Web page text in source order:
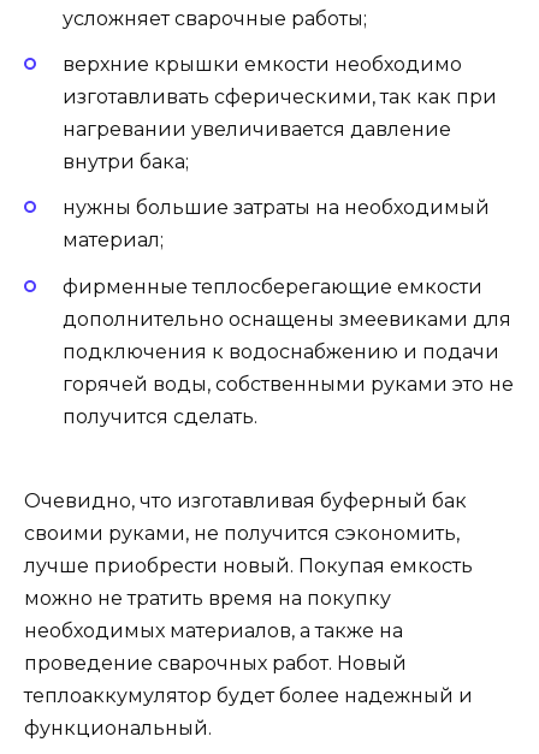
усложняет сварочные работы;
верхние крышки емкости необходимо
изготавливать сферическими, так как при
нагревании увеличивается давление
внутри бака;
нужны большие затраты на необходимый
материал;
фирменные теплосберегающие емкости
дополнительно оснащены змеевиками для
подключения к водоснабжению и подачи
горячей воды, собственными руками это не
получится сделать.
Очевидно, что изготавливая буферный бак
своими руками, не получится сэкономить,
лучше приобрести новый. Покупая емкость
можно не тратить время на покупку
необходимых материалов, а также на
проведение сварочных работ. Новый
теплоаккумулятор будет более надежный и
функциональный.